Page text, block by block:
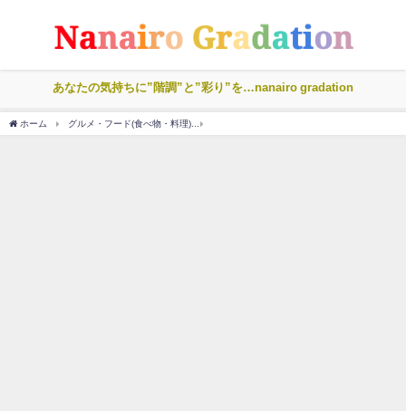
あなたの気持ちに”階調”と”彩り”を…nanairo gradation
ホーム グルメ・フード(食べ物・料理)